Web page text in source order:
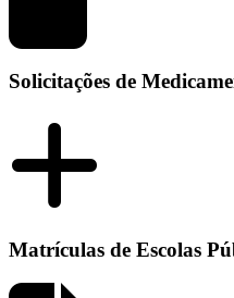
Solicitações de
Matrículas de Escolas